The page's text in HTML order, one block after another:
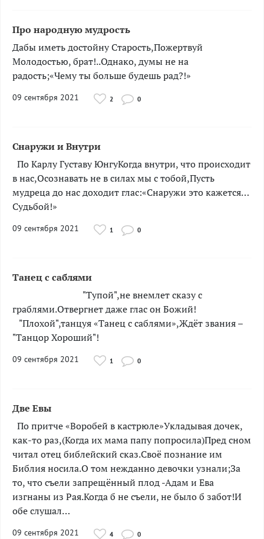
Про народную мудрость
­­­­Дабы иметь достойну Старость,Пожертвуй
Молодостью, брат!..Однако, думы не на
радость;«Чему ты больше будешь рад?!»
09 сентября 2021 2 0
Снаружи и Внутри
­­­­­­­­­­­По Карлу Густаву ЮнгуКогда внутри, что происходит
в нас,Осознавать не в силах мы с тобой,Пусть
мудреца до нас доходит глас:«Снаружи это кажется…
Судьбой!»
09 сентября 2021 1 0
Танец с саблями
­"Тупой",не внемлет сказу с
граблями.Отвергнет даже глас он Божий!
"Плохой",танцуя «Танец с саблями»,Ждёт звания –
"Танцор Хороший"!
09 сентября 2021 1 0
Две Евы
­­­­­По притче «Воробей в кастрюле»Укладывая дочек,
как-то раз,(Когда их мама папу попросила)Пред сном
читал отец библейский сказ.Своё познание им
Библия носила.О том нежданно девочки узнали;За
то, что съели запрещённый плод -Адам и Ева
изгнаны из Рая.Когда б не съели, не было б забот!И
обе слушал…
09 сентября 2021 4 0